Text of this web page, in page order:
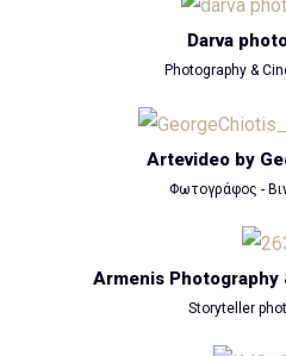
Darva
Photography &
Artevideo by
Φωτογράφος -
Armenis Photography
Storyteller